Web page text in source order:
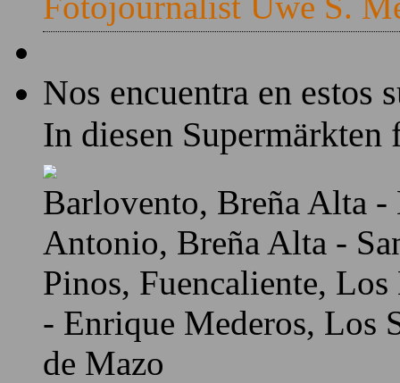
Nos encuentra en estos
In diesen Supermärkten
Barlovento, Breña Alta
Antonio, Breña Alta -
Pinos, Fuencaliente,
- Enrique Mederos, Los
de Mazo